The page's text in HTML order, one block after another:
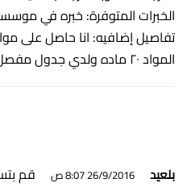
الخبرات المتوفرة: خبره في
تفاصيل إضافيه: انا حاصل على
المواد ٢٠ ماده ولدي جدول مفصل ومعتمد
بلعيد 26/9/2016 8:07 ص
قم